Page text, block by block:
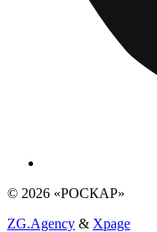
© 2026 «РОСКАР»
ZG.Agency & Xpage